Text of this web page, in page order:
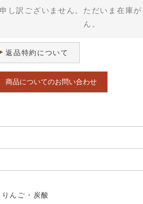
申し訳ございません。ただいま在庫
ん。
返品特約について
商品についてのお問い合わせ
んご・炭酸